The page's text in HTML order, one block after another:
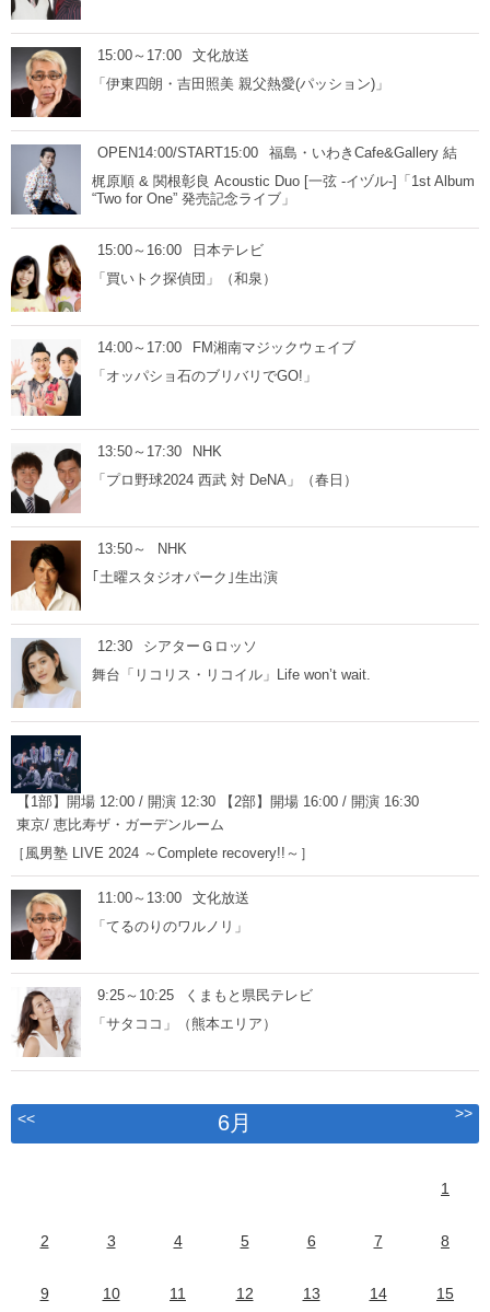
15:00～17:00
文化放送
「伊東四朗・吉田照美 親父熱愛(パッション)」
OPEN14:00/START15:00
福島・いわきCafe&Gallery 結
梶原順 & 関根彰良 Acoustic Duo [一弦 -イヅル-]「1st Album
“Two for One” 発売記念ライブ」
15:00～16:00
日本テレビ
「買いトク探偵団」（和泉）
14:00～17:00
FM湘南マジックウェイブ
「オッパショ石のブリバリでGO!」
13:50～17:30
NHK
「プロ野球2024 西武 対 DeNA」（春日）
13:50～
NHK
｢土曜スタジオパーク｣生出演
12:30
シアターＧロッソ
舞台「リコリス・リコイル」Life won’t wait.
【1部】開場 12:00 / 開演 12:30 【2部】開場 16:00 / 開演 16:30
東京/ 恵比寿ザ・ガーデンルーム
［風男塾 LIVE 2024 ～Complete recovery!!～］
11:00～13:00
文化放送
「てるのりのワルノリ」
9:25～10:25
くまもと県民テレビ
「サタココ」（熊本エリア）
<< 6月 >>
1
2 3 4 5 6 7 8
9 10 11 12 13 14 15